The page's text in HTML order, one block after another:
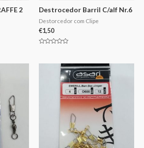
2 Destrocedor Barril C/alf Nr.6
Destorcedor com Clipe
€1,50